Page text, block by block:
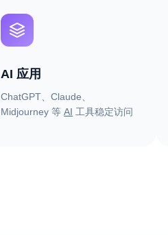
AI 应用
ChatGPT、Claude、
Midjourney 等AI 工具稳定访问